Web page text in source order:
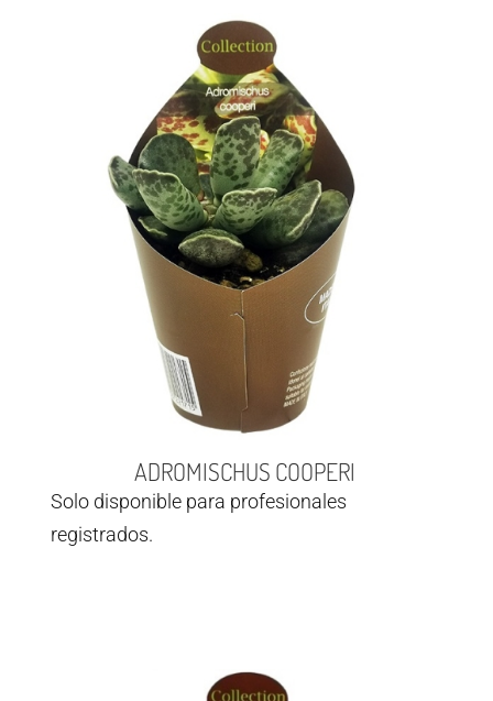
ADROMISCHUS COOPERI
Solo disponible para profesionales
registrados.